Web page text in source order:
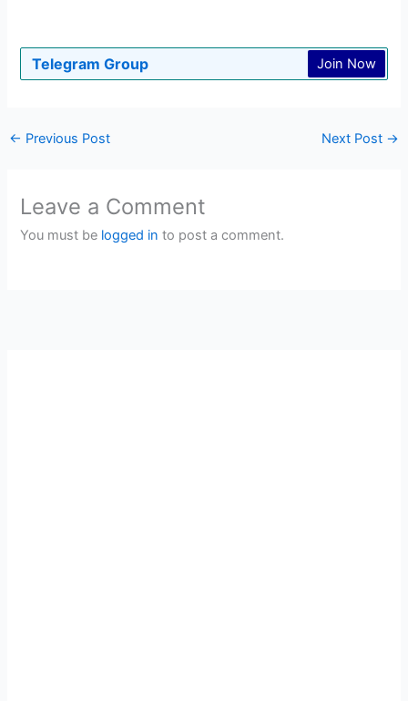
Telegram Group Join Now
← Previous Post Next Post →
Leave a Comment
You must be logged in to post a comment.